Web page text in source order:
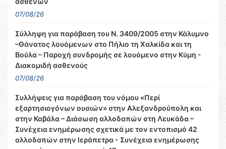
07/08/26
Σύλληψη για παράβαση του Ν. 3409/2005 στην Κάλυμνο
–Θάνατος λουόμενων στο Πήλιο τη Χαλκίδα και τη
Βούλα – Παροχή συνδρομής σε λουόμενο στην Κύμη -
Διακομιδή ασθενούς
07/08/26
Συλλήψεις για παράβαση του νόμου «Περί
εξαρτησιογόνων ουσιών» στην Αλεξανδρούπολη και
στην Καβάλα – Διάσωση αλλοδαπών στη Λευκάδα –
Συνέχεια ενημέρωσης σχετικά με τον εντοπισμό 42
αλλοδαπών στην Ιεράπετρα - Συνέχεια ενημέρωσης